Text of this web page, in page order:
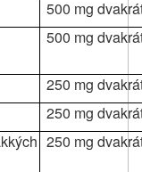
500 mg
500 mg
250 mg
250 mg
250 mg